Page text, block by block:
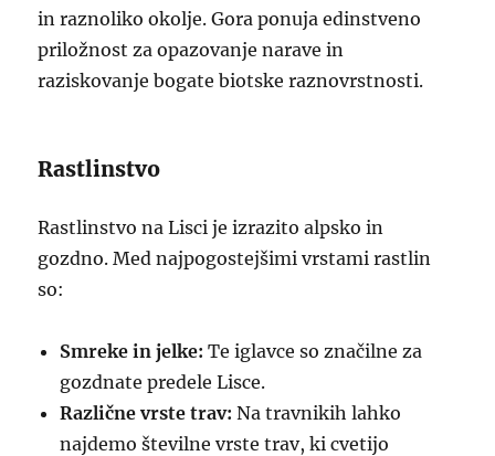
in raznoliko okolje. Gora ponuja edinstveno
priložnost za opazovanje narave in
raziskovanje bogate biotske raznovrstnosti.
Rastlinstvo
Rastlinstvo na Lisci je izrazito alpsko in
gozdno. Med najpogostejšimi vrstami rastlin
so:
Smreke in jelke: Te iglavce so značilne za
gozdnate predele Lisce.
Različne vrste trav: Na travnikih lahko
najdemo številne vrste trav, ki cvetijo